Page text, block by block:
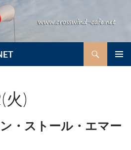
)
・ストール・エマー